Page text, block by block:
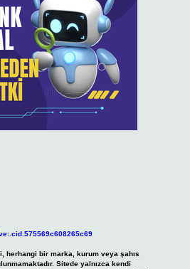
herhangi bir marka, kurum veya şahıs
Sitede yalnızca kendi